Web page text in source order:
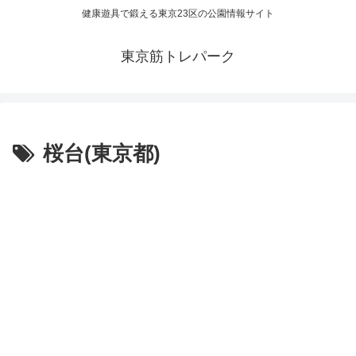
健康遊具で鍛える東京23区の公園情報サイト
東京筋トレパーク
桜台(東京都)